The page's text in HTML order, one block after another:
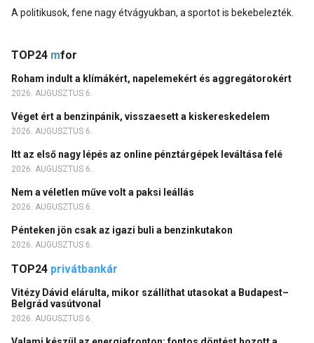
A politikusok, fene nagy étvágyukban, a sportot is bekebelezték.
TOP24 mfor
Roham indult a klímákért, napelemekért és aggregátorokért
2026. AUGUSZTUS 6.
Véget ért a benzinpánik, visszaesett a kiskereskedelem
2026. AUGUSZTUS 6.
Itt az első nagy lépés az online pénztárgépek leváltása felé
2026. AUGUSZTUS 6.
Nem a véletlen műve volt a paksi leállás
2026. AUGUSZTUS 6.
Pénteken jön csak az igazi buli a benzinkutakon
2026. AUGUSZTUS 6.
TOP24 privátbankár
Vitézy Dávid elárulta, mikor szállíthat utasokat a Budapest–
Belgrád vasútvonal
2026. AUGUSZTUS 6.